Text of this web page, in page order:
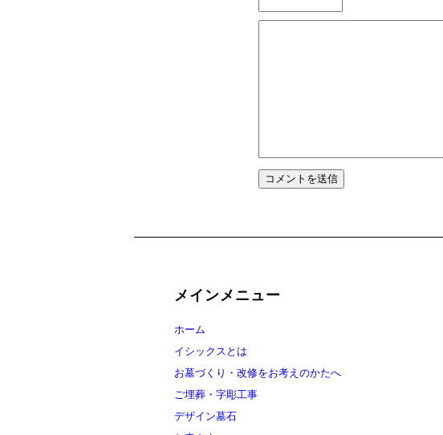
メインメニュー
ホーム
イシックスとは
お墓づくり・改修をお考えのかたへ
ご埋葬・字彫工事
デザイン墓石